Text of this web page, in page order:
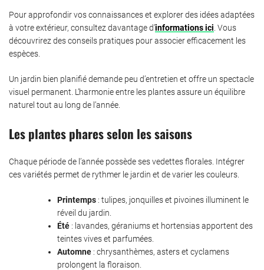
Pour approfondir vos connaissances et explorer des idées adaptées
à votre extérieur, consultez davantage d’informations ici . Vous
découvrirez des conseils pratiques pour associer efficacement les
espèces.
Un jardin bien planifié demande peu d’entretien et offre un spectacle
visuel permanent. L’harmonie entre les plantes assure un équilibre
naturel tout au long de l’année.
Les plantes phares selon les saisons
Chaque période de l’année possède ses vedettes florales. Intégrer
ces variétés permet de rythmer le jardin et de varier les couleurs.
Printemps : tulipes, jonquilles et pivoines illuminent le
réveil du jardin.
Été : lavandes, géraniums et hortensias apportent des
teintes vives et parfumées.
Automne : chrysanthèmes, asters et cyclamens
prolongent la floraison.